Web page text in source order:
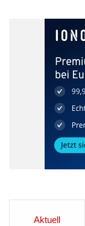
Aktuell